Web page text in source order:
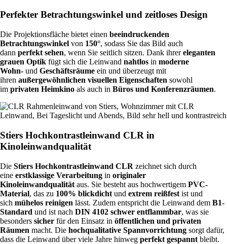
Perfekter Betrachtungswinkel und zeitloses Design
Die Projektionsfläche bietet einen beeindruckenden
Betrachtungswinkel von 150°, sodass Sie das Bild auch
dann perfekt sehen, wenn Sie seitlich sitzen. Dank ihrereleganten
grauen Optik fügt sich die Leinwand nahtlos in moderne
Wohn- und Geschäftsräume ein und überzeugt mit
ihren außergewöhnlichen visuellen Eigenschaften sowohl
im privaten Heimkino als auch in Büros und Konferenzräumen.
Stiers Hochkontrastleinwand CLR in
Kinoleinwandqualität
Die Stiers Hochkontrastleinwand CLR zeichnet sich durch
eine erstklassige Verarbeitung in originaler
Kinoleinwandqualität aus. Sie besteht aus hochwertigem PVC-
Material, das zu 100% blickdicht und extrem reißfest ist und
sich mühelos reinigen lässt. Zudem entspricht die Leinwand dem B1-
Standard und ist nach DIN 4102 schwer entflammbar, was sie
besonders sicher für den Einsatz in öffentlichen und privaten
Räumen macht. Die hochqualitative Spannvorrichtung sorgt dafür,
dass die Leinwand über viele Jahre hinweg perfekt gespannt bleibt.